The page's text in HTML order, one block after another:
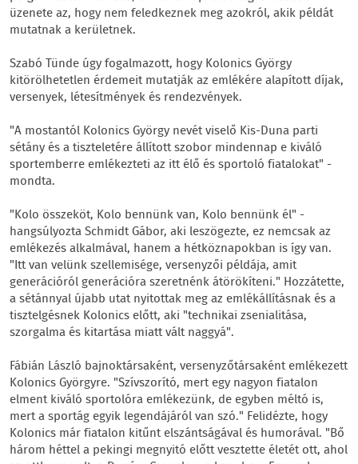
üzenete az, hogy nem feledkeznek meg azokról, akik példát
mutatnak a kerületnek.
Szabó Tünde úgy fogalmazott, hogy Kolonics György
kitörölhetetlen érdemeit mutatják az emlékére alapított díjak,
versenyek, létesítmények és rendezvények.
"A mostantól Kolonics György nevét viselő Kis-Duna parti
sétány és a tiszteletére állított szobor mindennap e kiváló
sportemberre emlékezteti az itt élő és sportoló fiatalokat" -
mondta.
"Kolo összeköt, Kolo bennünk van, Kolo bennünk él" -
hangsúlyozta Schmidt Gábor, aki leszögezte, ez nemcsak az
emlékezés alkalmával, hanem a hétköznapokban is így van.
"Itt van velünk szellemisége, versenyzői példája, amit
generációról generációra szeretnénk átörökíteni." Hozzátette,
a sétánnyal újabb utat nyitottak meg az emlékállításnak és a
tisztelgésnek Kolonics előtt, aki "technikai zsenialitása,
szorgalma és kitartása miatt vált naggyá".
Fábián László bajnoktársaként, versenyzőtársaként emlékezett
Kolonics Györgyre. "Szívszorító, mert egy nagyon fiatalon
elment kiváló sportolóra emlékezünk, de egyben méltó is,
mert a sportág egyik legendájáról van szó." Felidézte, hogy
Kolonics már fiatalon kitűnt elszántságával és humorával. "Bő
három héttel a pekingi megnyitó előtt vesztette életét ott, ahol